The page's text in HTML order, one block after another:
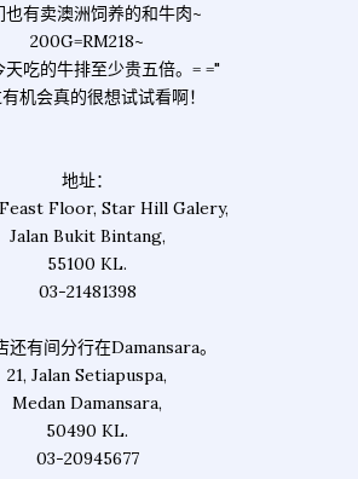
也有卖澳洲饲养的和牛肉~
200G=RM218~
天吃的牛排至少贵五倍。= ="
机会真的很想试试看啊！
地址：
Feast Floor, Star Hill Galery,
Jalan Bukit Bintang,
55100 KL.
03-21481398
还有间分行在Damansara。
21, Jalan Setiapuspa,
Medan Damansara,
50490 KL.
03-20945677